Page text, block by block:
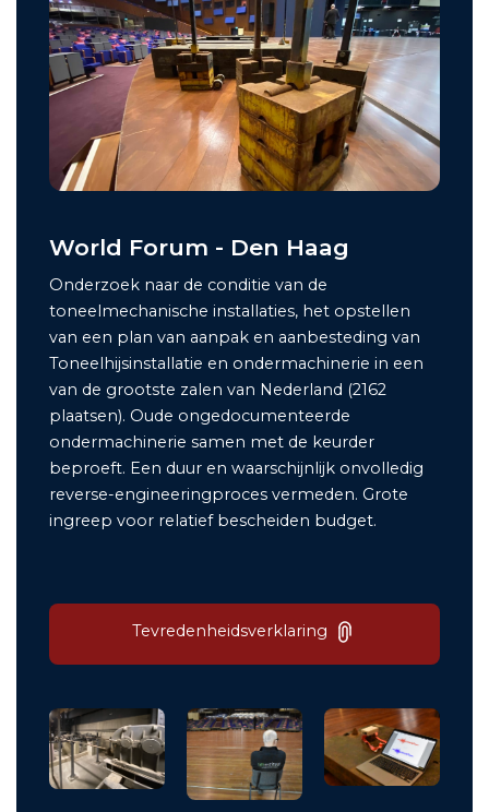
World Forum - Den Haag
Onderzoek naar de conditie van de
toneelmechanische installaties, het opstellen
van een plan van aanpak en aanbesteding van
Toneelhijsinstallatie en ondermachinerie in een
van de grootste zalen van Nederland (2162
plaatsen). Oude ongedocumenteerde
ondermachinerie samen met de keurder
beproeft. Een duur en waarschijnlijk onvolledig
reverse-engineeringproces vermeden. Grote
ingreep voor relatief bescheiden budget.
Tevredenheidsverklaring